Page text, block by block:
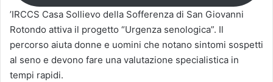
’IRCCS Casa Sollievo della Sofferenza di San Giovanni
Rotondo attiva il progetto “Urgenza senologica”. Il
percorso aiuta donne e uomini che notano sintomi sospetti
al seno e devono fare una valutazione specialistica in
tempi rapidi.